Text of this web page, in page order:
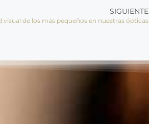
SIGUIENTE
visual de los más pequeños en nuestras ópticas